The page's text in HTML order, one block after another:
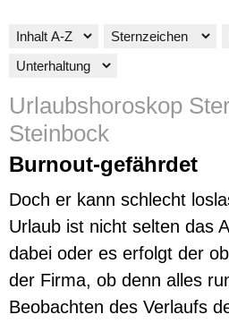
Urlaubshoroskop
Steinbock
Burnout-gefährdet
Doch er kann schlecht
Urlaub ist nicht selten das
dabei oder es erfolgt der
der Firma, ob denn alles
Beobachten des Verlaufs